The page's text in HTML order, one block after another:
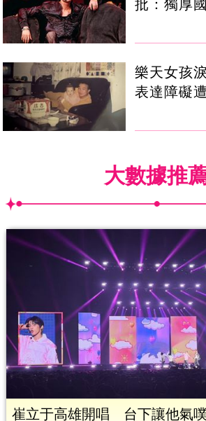
批：獨厚
樂天女孩
表達障礙
大數據推
崔立于高雄開唱 台下讓他氣